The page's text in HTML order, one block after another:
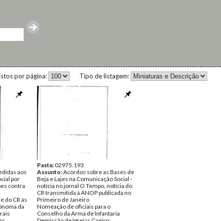
Tipo de listagem:
por página:
aos
por
contra
do CR às
da
Pasta:02975.193
Assunto:Acordos sobre as Bases de
Beja e Lajes na Comunicação Social -
notícia no jornal O Tempo, notícia do
CR transmitida à ANOP publicada no
Primeiro de Janeiro
Nomeação de oficiais para o
Conselho da Arma de Infantaria